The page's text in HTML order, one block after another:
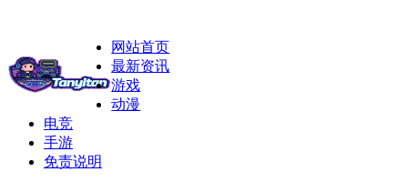
网站首页
最新资讯
游戏
动漫
电竞
手游
免责说明